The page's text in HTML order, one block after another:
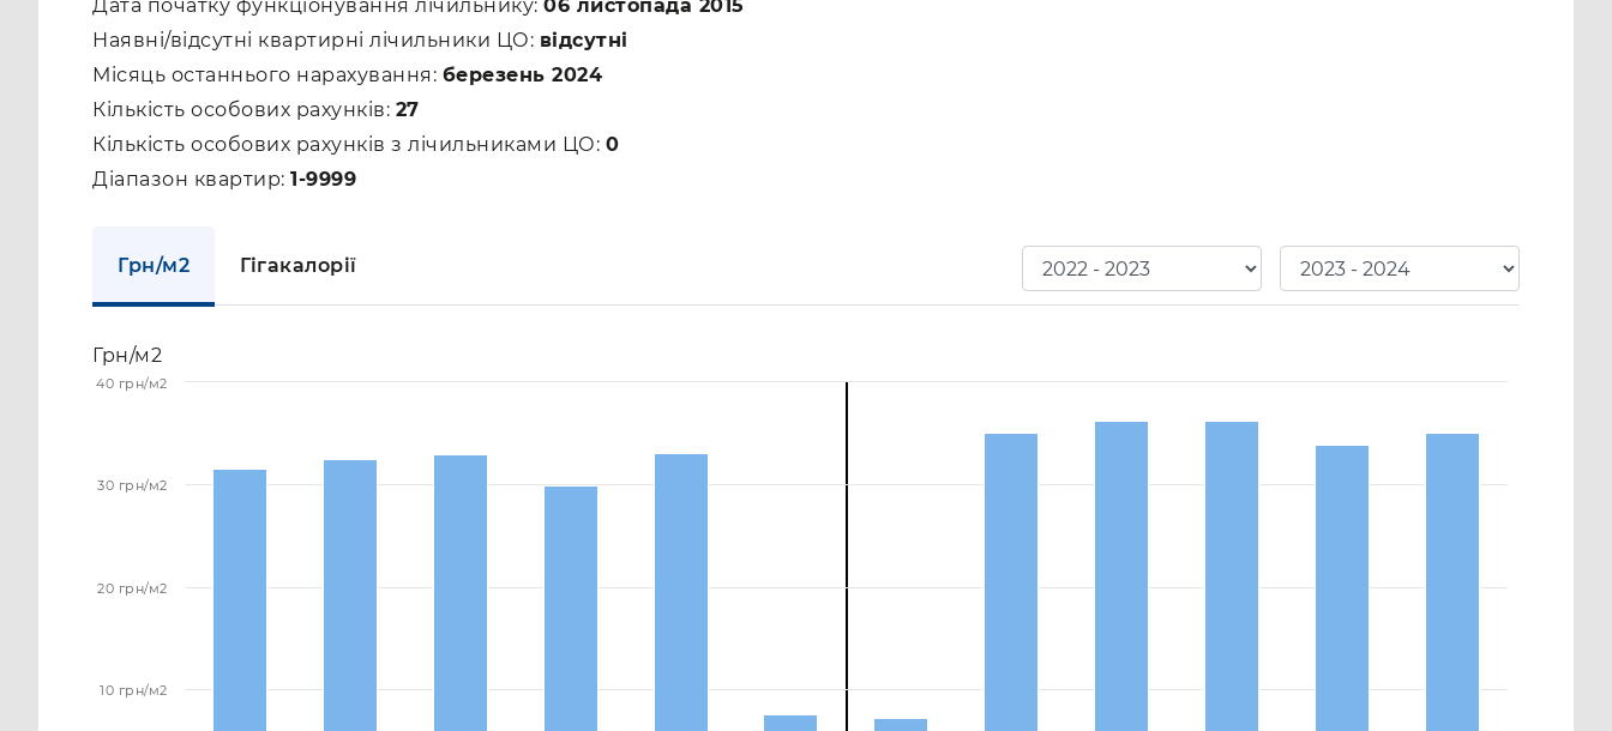
Дата початку функціонування лічильнику: 06 листопада 2015
Наявні/відсутні квартирні лічильники ЦО: відсутні
Місяць останнього нарахування: березень 2024
Кількість особових рахунків: 27
Кількість особових рахунків з лічильниками ЦО: 0
Діапазон квартир: 1-9999
Грн/м2 Гігакалорії
Грн/м2
10 грн/м2
20 грн/м2
30 грн/м2
40 грн/м2